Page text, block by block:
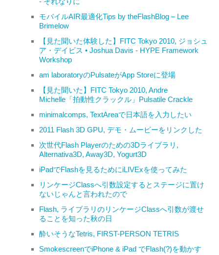
モバイルAIR最適化Tips by theFlashBlog – Lee
Brimelow
【見た聞いた体験した】FITC Tokyo 2010, ジョシュ
ア・デイビス • Joshua Davis - HYPE Framework
Workshop
am laboratoryのPulsateがApp Storeに登場
【見た聞いた】FITC Tokyo 2010, Andre
Michelle「拍動性クラックル」Pulsatile Crackle
minimalcomps, TextAreaで日本語を入力したい
2011 Flash 3D GPU, デモ・ムービーをリンクした
次世代Flash Playerのための3Dライブラリ,
Alternativa3D, Away3D, Yogurt3D
iPadでFlashを見るためにiLIVExを使ってみた
リンケージClassへ引数設定するとステージに置け
ないじゃんと言われたので
Flash, ライブラリのリンケージClassへ引数が渡せ
ることを知った秋の日
酔いそうなTetris, FIRST-PERSON TETRIS
SmokescreenでiPhone & iPad でFlash(?)を動かす